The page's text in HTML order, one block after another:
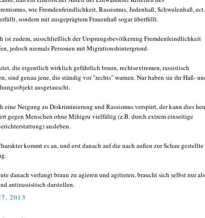
wie Fremdenfeindlichkeit, Rassismus, Judenhaß, Schwulenhaß, ect.
sondern mit ausgeprägtem Frauenhaß sogar überfüllt.
ist zudem, ausschließlich der Ursprungsbevölkerung Fremdenfeindlichkeit
jedoch niemals Personen mit Migrationshintergrund.
die eigentlich wirklich gefährlich braun, rechtsextremen, rassistisch
sind genau jene, die ständig vor "rechts" warnen. Nur haben sie ihr Haß-
ausgetauscht.
eine Neigung zu Diskriminierung und Rassismus verspürt, der kann dies
gegen Menschen ohne Mihigru vielfältig (z.B. durch extrem einseitige
ausleben.
kommt es an, und erst danach auf die nach außen zur Schau gestellte
danach verlangt braun zu agieren und agitieren, braucht sich selbst nur als
antirassistisch darstellen.
2013